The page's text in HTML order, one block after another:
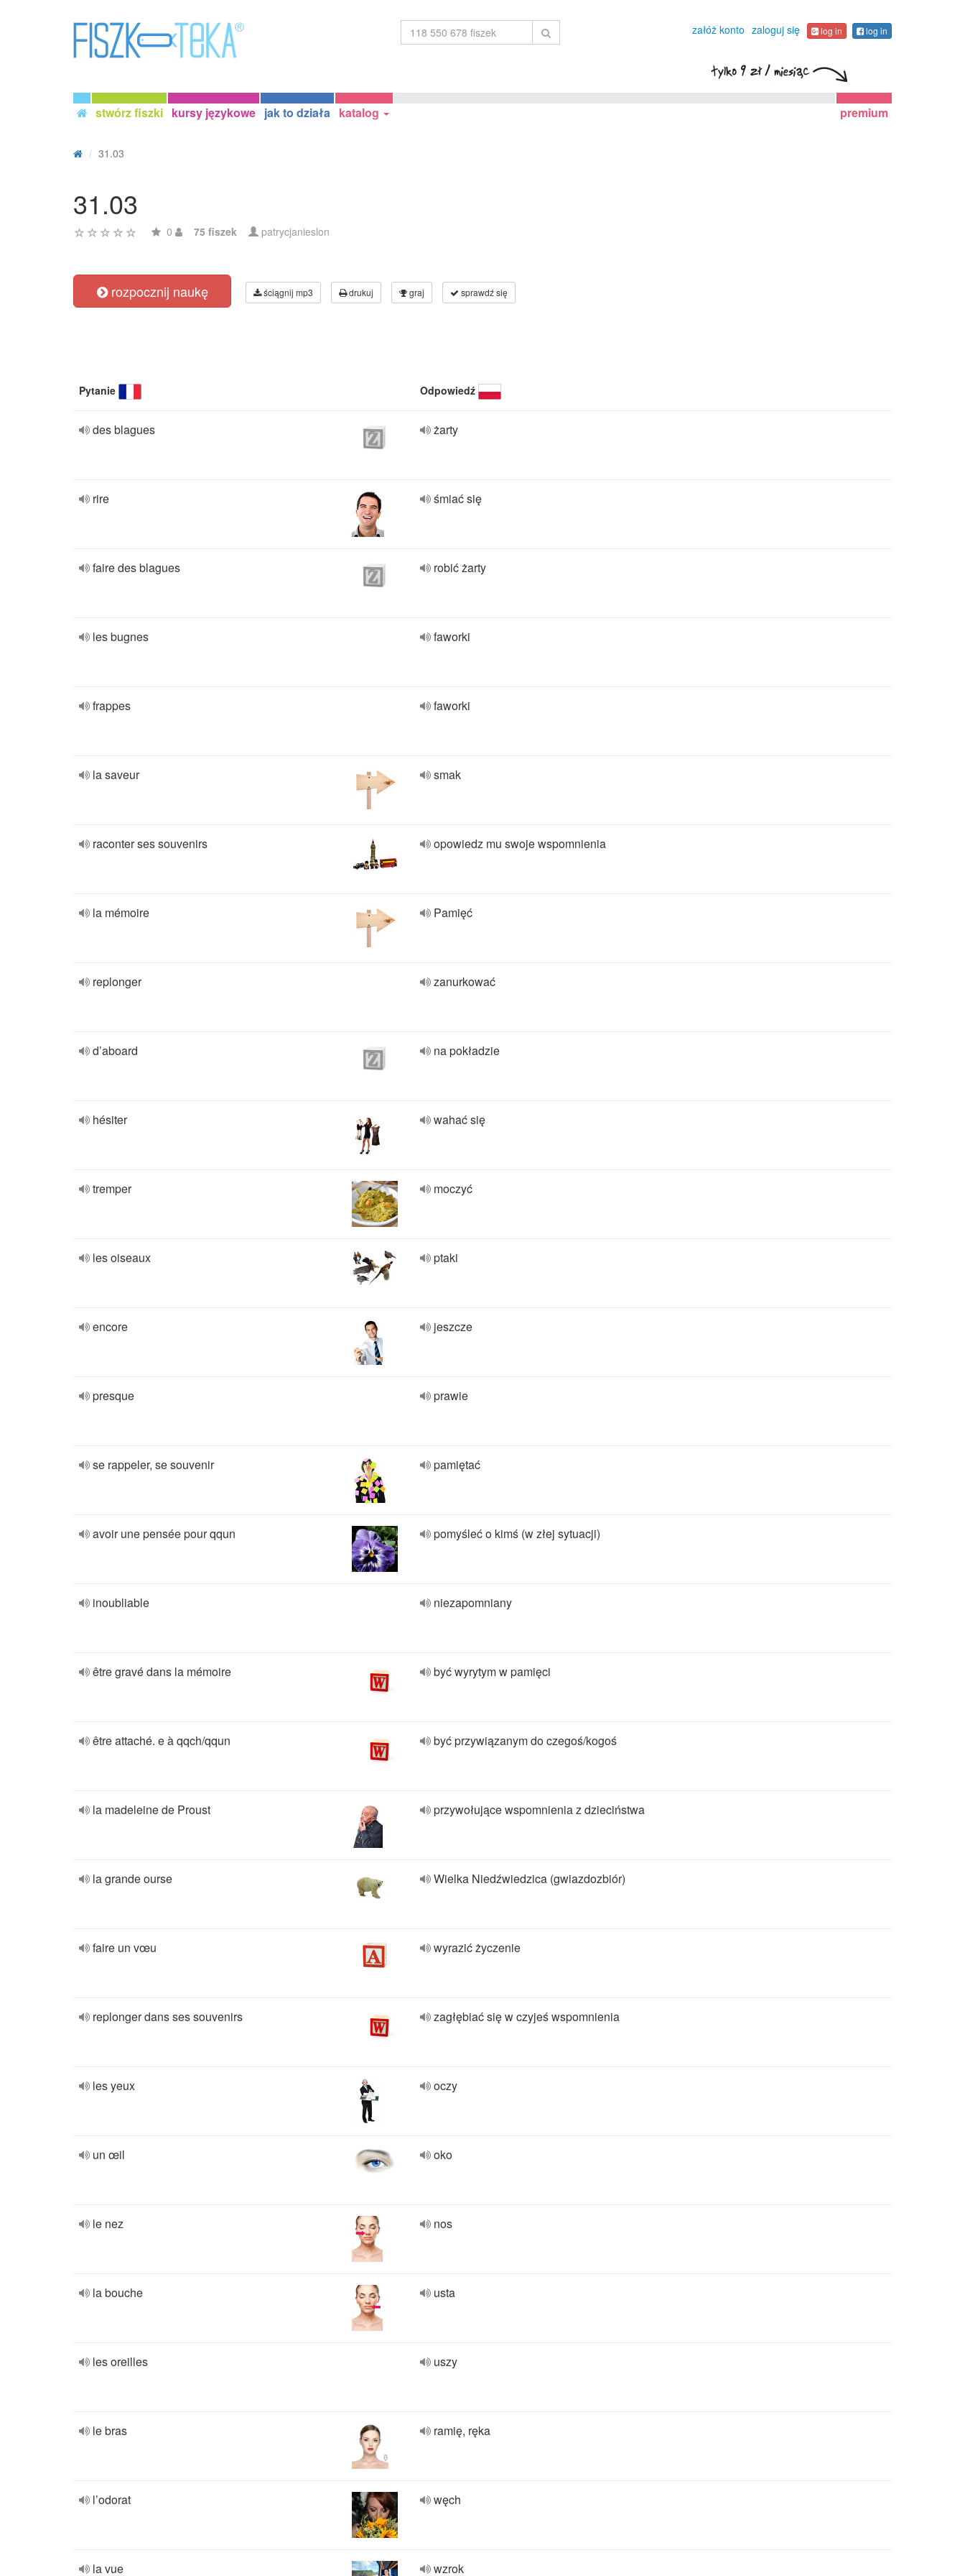
załóż konto zaloguj się log in log in
stwórz fiszki kursy językowe jak to działa katalog premium
31.03
31.03
0 75 fiszek patrycjanieslon
rozpocznij naukę ściągnij mp3 drukuj graj sprawdź się
Pytanie Odpowiedź
des blagues żarty
rire śmiać się
faire des blagues robić żarty
les bugnes faworki
frappes faworki
la saveur smak
raconter ses souvenirs opowiedz mu swoje wspomnienia
la mémoire Pamięć
replonger zanurkować
d’aboard na pokładzie
hésiter wahać się
tremper moczyć
les oiseaux ptaki
encore jeszcze
presque prawie
se rappeler, se souvenir pamiętać
avoir une pensée pour qqun pomyśleć o kimś (w złej sytuacji)
inoubliable niezapomniany
être gravé dans la mémoire być wyrytym w pamięci
être attaché. e à qqch/qqun być przywiązanym do czegoś/kogoś
la madeleine de Proust przywołujące wspomnienia z dzieciństwa
la grande ourse Wielka Niedźwiedzica (gwiazdozbiór)
faire un vœu wyrazić życzenie
replonger dans ses souvenirs zagłębiać się w czyjeś wspomnienia
les yeux oczy
un œil oko
le nez nos
la bouche usta
les oreilles uszy
le bras ramię, ręka
l’odorat węch
la vue wzrok